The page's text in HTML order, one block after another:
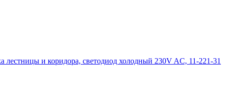
и коридора, светодиод холодный 230V AC, 11-221-31